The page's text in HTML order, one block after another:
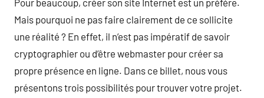
Pour beaucoup, créer son site Internet est un préfére.
Mais pourquoi ne pas faire clairement de ce sollicite
une réalité ? En effet, il n’est pas impératif de savoir
cryptographier ou d’être webmaster pour créer sa
propre présence en ligne. Dans ce billet, nous vous
présentons trois possibilités pour trouver votre projet.